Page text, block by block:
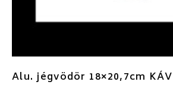
Alu. jégvödör 18×20,7cm